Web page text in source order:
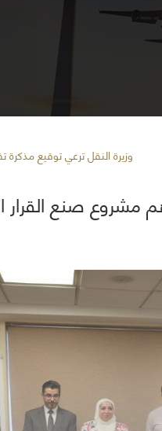
/ وزيرة النقل ترعي توقيع مذكرة
مشروع صنع القرار